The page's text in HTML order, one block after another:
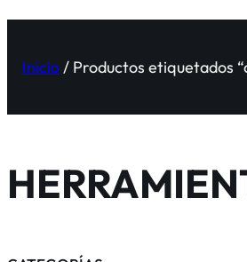
Inicio / Productos etiquetados